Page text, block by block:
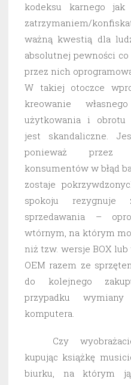
kodeksu karnego
zatrzymaniem/
ważną kwestią dla
absolutnej pewności
przez nich
W takiej otoczce
kreowanie
użytkowania i obrotu
jest skandaliczne.
ponieważ przez
konsumentów w błąd
zostaje
spokoju
sprzedawania –
wtórnym, na którym
niż tzw. wersje BOX
OEM razem ze
do kolejnego
przypadku
komputera.
Czy
kupując książkę
biurku, na którym ją